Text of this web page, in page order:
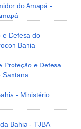
do Amapá -
e Defesa do
Bahia
Proteção e Defesa
Santana
- Ministério
Bahia - TJBA